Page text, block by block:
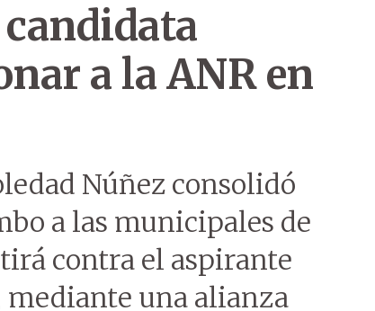
candidata
a la ANR en
Núñez consolidó
a las municipales de
contra el aspirante
mediante una alianza